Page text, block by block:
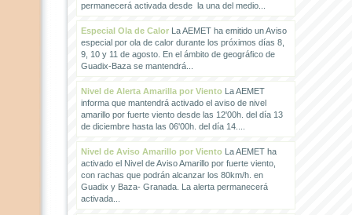
permanecerá activada desde la una del medio...
Especial Ola de CalorLa AEMET ha emitido un Aviso
especial por ola de calor durante los próximos días 8,
9, 10 y 11 de agosto. En el ámbito de geográfico de
Guadix-Baza se mantendrá...
Nivel de Alerta Amarilla por VientoLa AEMET
informa que mantendrá activado el aviso de nivel
amarillo por fuerte viento desde las 12'00h. del día 13
de diciembre hasta las 06'00h. del día 14....
Nivel de Aviso Amarillo por VientoLa AEMET ha
activado el Nivel de Aviso Amarillo por fuerte viento,
con rachas que podrán alcanzar los 80km/h. en
Guadix y Baza- Granada. La alerta permanecerá
activada...